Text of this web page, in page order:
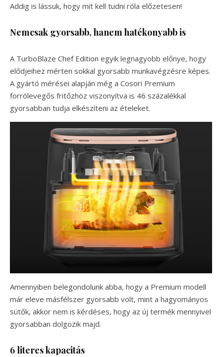
Addig is lássuk, hogy mit kell tudni róla előzetesen!
Nemcsak gyorsabb, hanem hatékonyabb is
A TurboBlaze Chef Edition egyik legnagyobb előnye, hogy
elődjeihez mérten sokkal gyorsabb munkavégzésre képes.
A gyártó mérései alapján még a Cosori Premium
forrólevegős fritőzhöz viszonyítva is 46 százalékkal
gyorsabban tudja elkészíteni az ételeket.
Amennyiben belegondolunk abba, hogy a Premium modell
már eleve másfélszer gyorsabb volt, mint a hagyományos
sütők, akkor nem is kérdéses, hogy az új termék mennyivel
gyorsabban dolgozik majd.
6 literes kapacitás